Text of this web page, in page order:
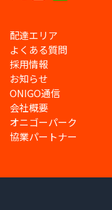
配達エリア
よくある質問
採用情報
お知らせ
ONIGO通信
会社概要
オニゴーパーク
協業パートナー